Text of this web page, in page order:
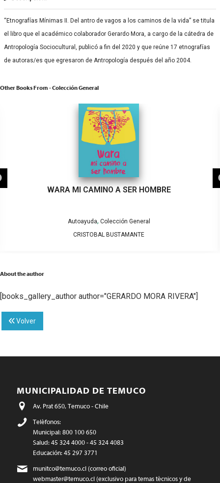
“Etnografías Mínimas II. Del antro de vagos a los caminos de la vida” se titula
el libro que el académico colaborador Gerardo Mora, a cargo de la cátedra de
Antropología Sociocultural, publicó a fin del 2020 y que reúne 17 etnografías
de autoras/es que egresaron de Antropología después del año 2004.
Other Books From - Colección General
WARA MI CAMINO A SER HOMBRE
Autoayuda, Colección General
CRISTOBAL BUSTAMANTE
About the author
[books_gallery_author author="GERARDO MORA RIVERA"]
Volver
MUNICIPALIDAD DE TEMUCO
Av. Prat 650, Temuco - Chile
Teléfonos:
Municipal: 800 100 650
Salud: 45 324 4000 - 45 324 4083
Educación: 45 297 3771
munitco@temuco.cl(correo oficial)
webmaster@temuco.cl(exclusivo para temas técnicos y de